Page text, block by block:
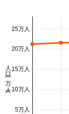
5万人
10万人
15万人
20万人
25万人
人口 (万人)